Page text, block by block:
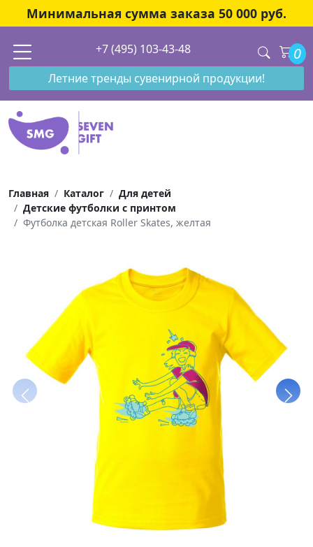
Минимальная сумма заказа 50 000 руб.
+7 (495) 103-43-48 0
Летние тренды сувенирной продукции!
Главная Каталог
Для детей
Детские футболки с принтом
Футболка детская Roller Skates, желтая